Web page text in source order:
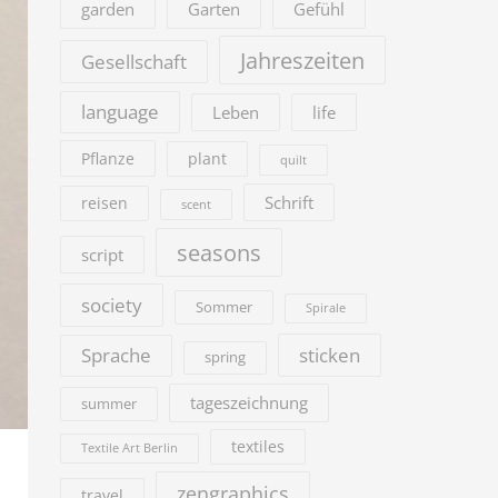
garden Garten Gefühl
Gesellschaft Jahreszeiten
language Leben life
Pflanze plant quilt
reisen scent Schrift
script seasons
society Sommer Spirale
Sprache spring sticken
summer tageszeichnung
Textile Art Berlin textiles